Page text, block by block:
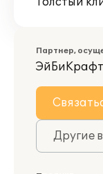
Партнер,
ЭйБиКрафт
Другие